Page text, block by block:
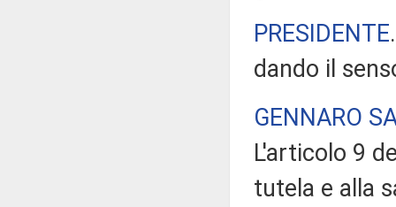
PRESIDENTE
dando il
GENNARO
L'articolo 9
tutela e alla